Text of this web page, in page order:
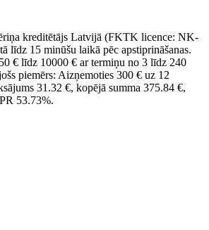
kreditētājs Latvijā (FKTK licence: NK-
līdz 15 minūšu laikā pēc apstiprināšanas.
€ līdz 10000 € ar termiņu no 3 līdz 240
piemērs: Aizņemoties 300 € uz 12
31.32 €, kopējā summa 375.84 €,
53.73%.